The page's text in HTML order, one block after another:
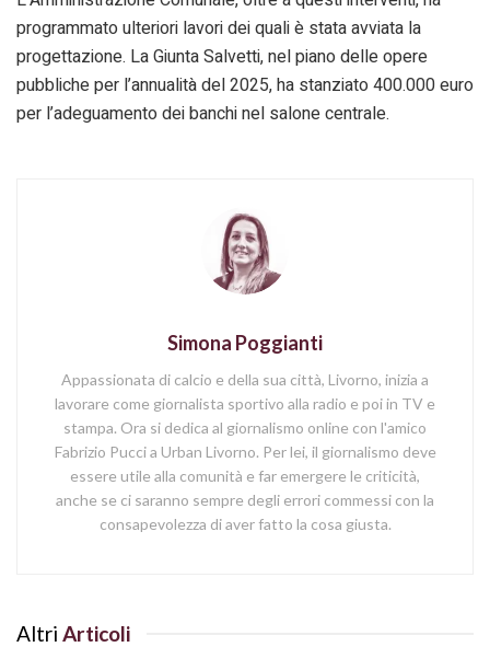
programmato ulteriori lavori dei quali è stata avviata la
progettazione. La Giunta Salvetti, nel piano delle opere
pubbliche per l’annualità del 2025, ha stanziato 400.000 euro
per l’adeguamento dei banchi nel salone centrale.
Simona Poggianti
Appassionata di calcio e della sua città, Livorno, inizia a
lavorare come giornalista sportivo alla radio e poi in TV e
stampa. Ora si dedica al giornalismo online con l'amico
Fabrizio Pucci a Urban Livorno. Per lei, il giornalismo deve
essere utile alla comunità e far emergere le criticità,
anche se ci saranno sempre degli errori commessi con la
consapevolezza di aver fatto la cosa giusta.
Altri Articoli